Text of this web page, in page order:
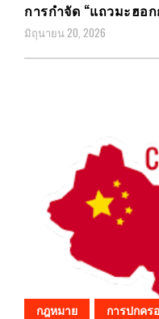
การกำจัด “แถวมะฮอ
มิถุนายน 20, 2026
กฎหมาย การปกคร